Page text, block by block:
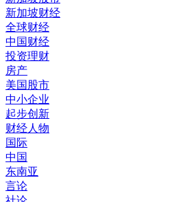
新加坡财经
全球财经
中国财经
投资理财
房产
美国股市
中小企业
起步创新
财经人物
国际
中国
东南亚
言论